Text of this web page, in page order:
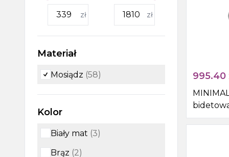
Wanny, wanny z
hydromasażem, brodziki i
odpływy liniowe
zł zł
Materiał
Mosiądz (58)
Kolor
Biały mat (3)
Brąz (2)
995.40
ze